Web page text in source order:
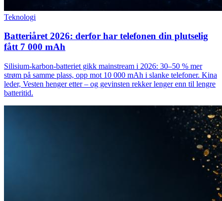
Teknologi
Batteriåret 2026: derfor har telefonen din plutselig
fått 7 000 mAh
Silisium-karbon-batteriet gikk mainstream i 2026: 30–50 % mer
strøm på samme plass, opp mot 10 000 mAh i slanke telefoner. Kina
leder, Vesten henger etter – og gevinsten rekker lenger enn til lengre
batteritid.